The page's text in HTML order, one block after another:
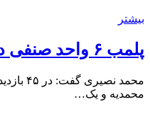
بیشتر
پلمب ۶ واحد صنفی در شهرستان البرز
محمدیه و یک…